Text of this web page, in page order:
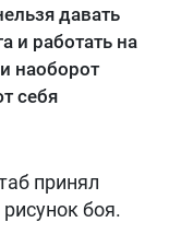
давать
и работать на
наоборот
себя
принял
боя.